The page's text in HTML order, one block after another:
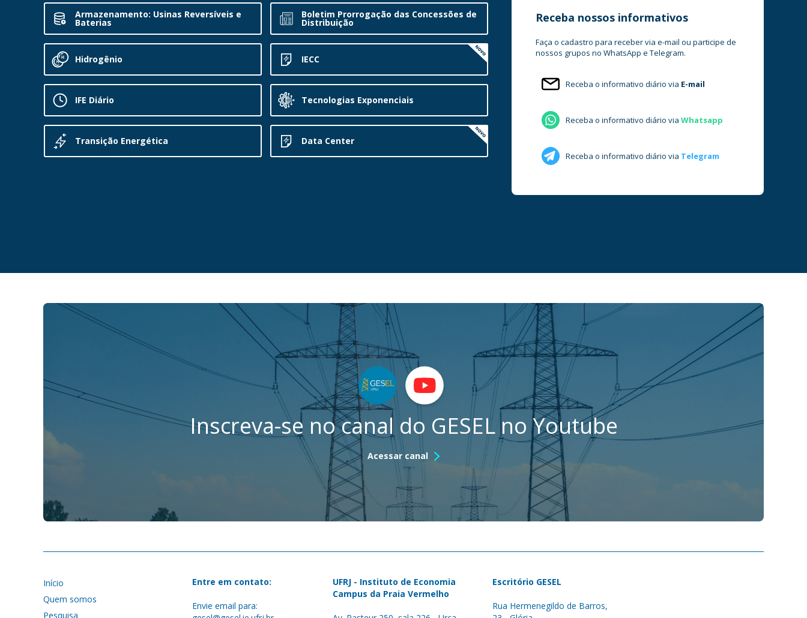
Armazenamento: Usinas Reversíveis e
Baterias
Boletim Prorrogação das Concessões de
Distribuição
Hidrogênio IECC
IFE Diário Tecnologias Exponenciais
Transição Energética Data Center
Receba nossos informativos
Faça o cadastro para receber via e-mail ou participe de
nossos grupos no WhatsApp e Telegram.
Receba o informativo diário via E-mail
Receba o informativo diário via Whatsapp
Receba o informativo diário via Telegram
Inscreva-se no canal do GESEL no Youtube
Acessar canal
Início
Quem somos
Pesquisa
Entre em contato:
Envie email para:
UFRJ - Instituto de Economia
Campus da Praia Vermelho
Escritório GESEL
Rua Hermenegildo de Barros,